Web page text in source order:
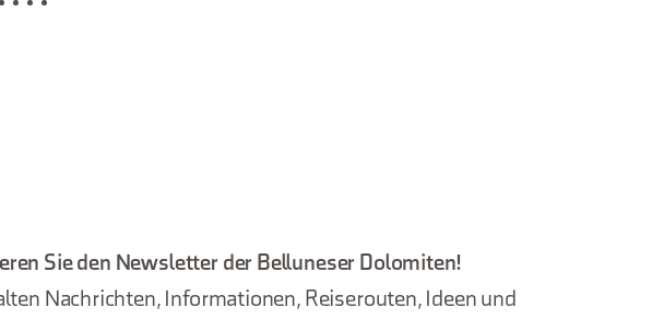
Sie den Newsletter der Belluneser Dolomiten!
Nachrichten, Informationen, Reiserouten, Ideen und